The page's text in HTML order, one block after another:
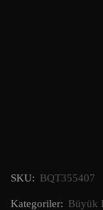
SKU: BQT355407
Kategoriler: Büyük